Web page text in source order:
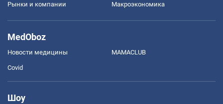
Рынки и компании Mакроэкономика
MedOboz
Новости медицины MAMACLUB
Covid
Шоу